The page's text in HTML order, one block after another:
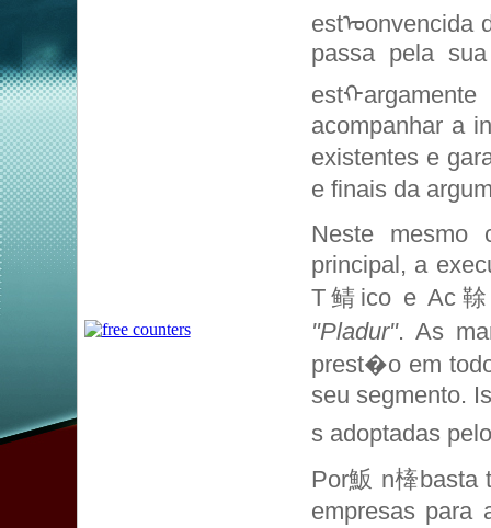
estᠣonvencida
passa pela
acompanhar a
existentes e
e finais da
Neste mesmo
principal, a
T鲭ico e Ac䩣
"Pladur". As
prest�o em
seu segmento.
s adoptadas
Por魬 n㯠basta
empresas para